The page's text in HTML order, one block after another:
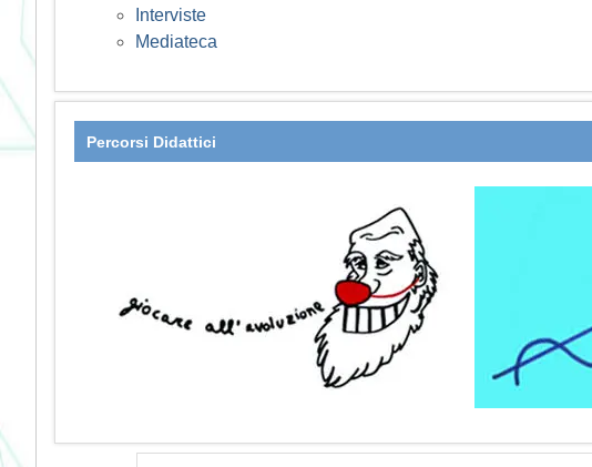
Interviste
Mediateca
Percorsi Didattici